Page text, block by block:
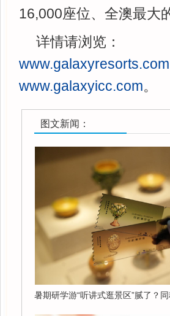
16,000座位、全澳最
详情请浏览：
www.galaxyicc.com。
图文新闻：
暑期研学游“听讲式逛景区”腻了？